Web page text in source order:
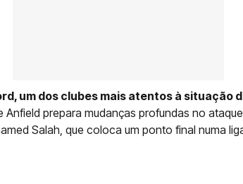
um dos clubes mais atentos à situação
Anfield prepara mudanças profundas no
Salah, que coloca um ponto final numa